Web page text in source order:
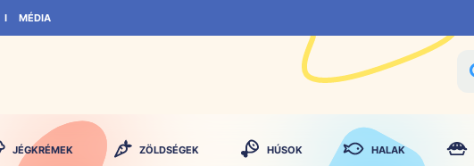
MÉDIA
JÉGKRÉMEK ZÖLDSÉGEK HÚSOK HALAK